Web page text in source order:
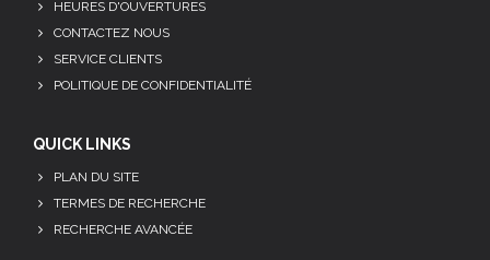
HEURES D'OUVERTURES
CONTACTEZ NOUS
SERVICE CLIENTS
POLITIQUE DE CONFIDENTIALITÉ
QUICK LINKS
PLAN DU SITE
TERMES DE RECHERCHE
RECHERCHE AVANCÉE